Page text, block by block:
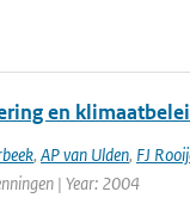
en
, AP van Ulden, FJ
| Year: 2004